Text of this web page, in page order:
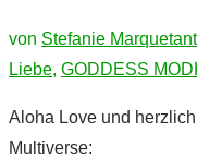
von Stefanie Marquetant
Liebe, GODDESS
Aloha Love und
Multiverse: